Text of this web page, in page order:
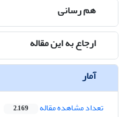
هم رسانی
ارجاع به این مقاله
آمار
تعداد مشاهده مقاله 2,169